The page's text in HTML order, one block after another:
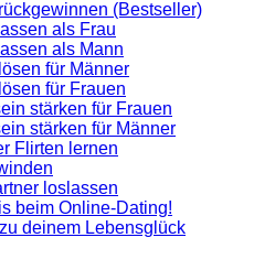
(Bestseller)
als Frau
als Mann
für Männer
für Frauen
stärken für Frauen
stärken für Männer
Flirten lernen
loslassen
beim Online-Dating!
deinem Lebensglück